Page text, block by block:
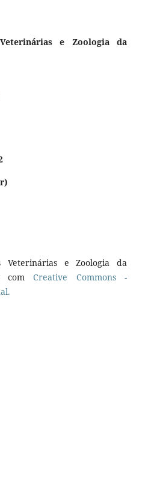
e Zoologia da
Veterinárias e Zoologia da
comCreative Commons -